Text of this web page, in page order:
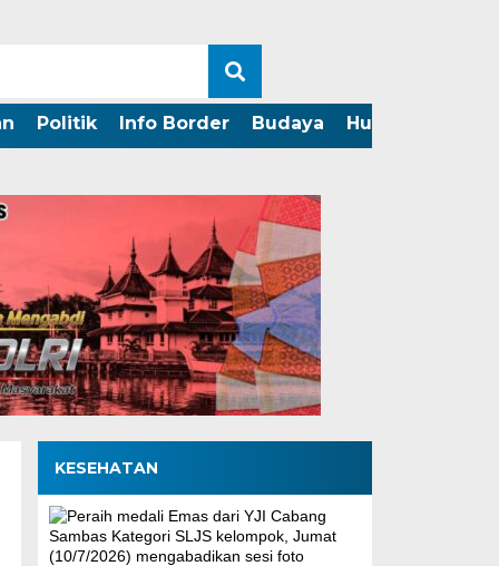
Politik Info Border Budaya Hukum
KESEHATAN